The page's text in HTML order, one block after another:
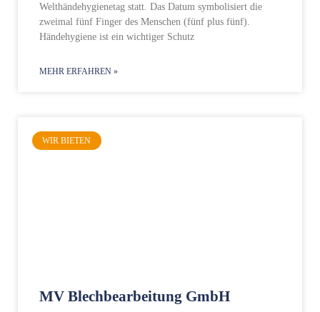
Welthändehygienetag statt. Das Datum symbolisiert die
zweimal fünf Finger des Menschen (fünf plus fünf).
Händehygiene ist ein wichtiger Schutz
MEHR ERFAHREN »
WIR BIETEN
MV Blechbearbeitung GmbH